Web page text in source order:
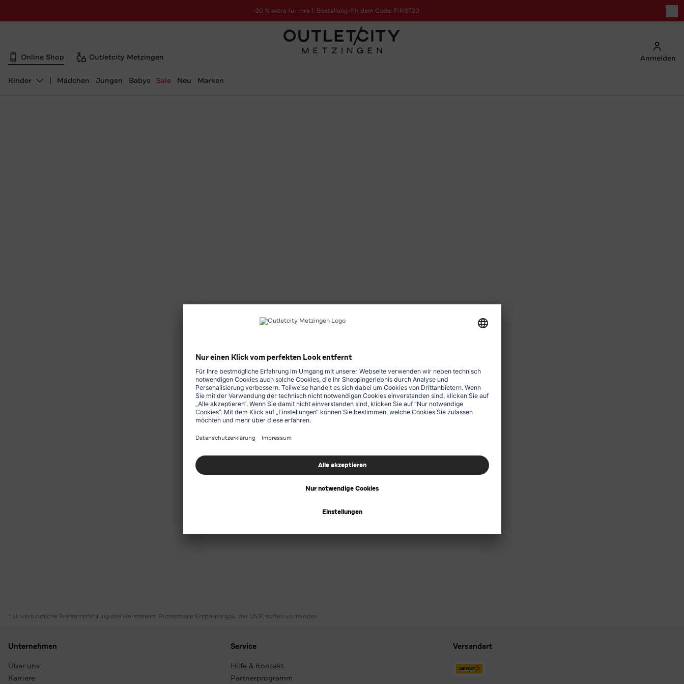
-20 % extra für Ihre 1. Bestellung mit dem Code: FIRST20
Online Shop Outletcity Metzingen Anmelden
Abteilung ändern, ausgewählt:
Kinder Mädchen Jungen Babys Sale Neu Marken
* Unverbindliche Preisempfehlung des Herstellers. Prozentuale Ersparnis ggü. der UVP, sofern vorhanden
Unternehmen
Über uns
Karriere
Service
Hilfe & Kontakt
Partnerprogramm
Versandart